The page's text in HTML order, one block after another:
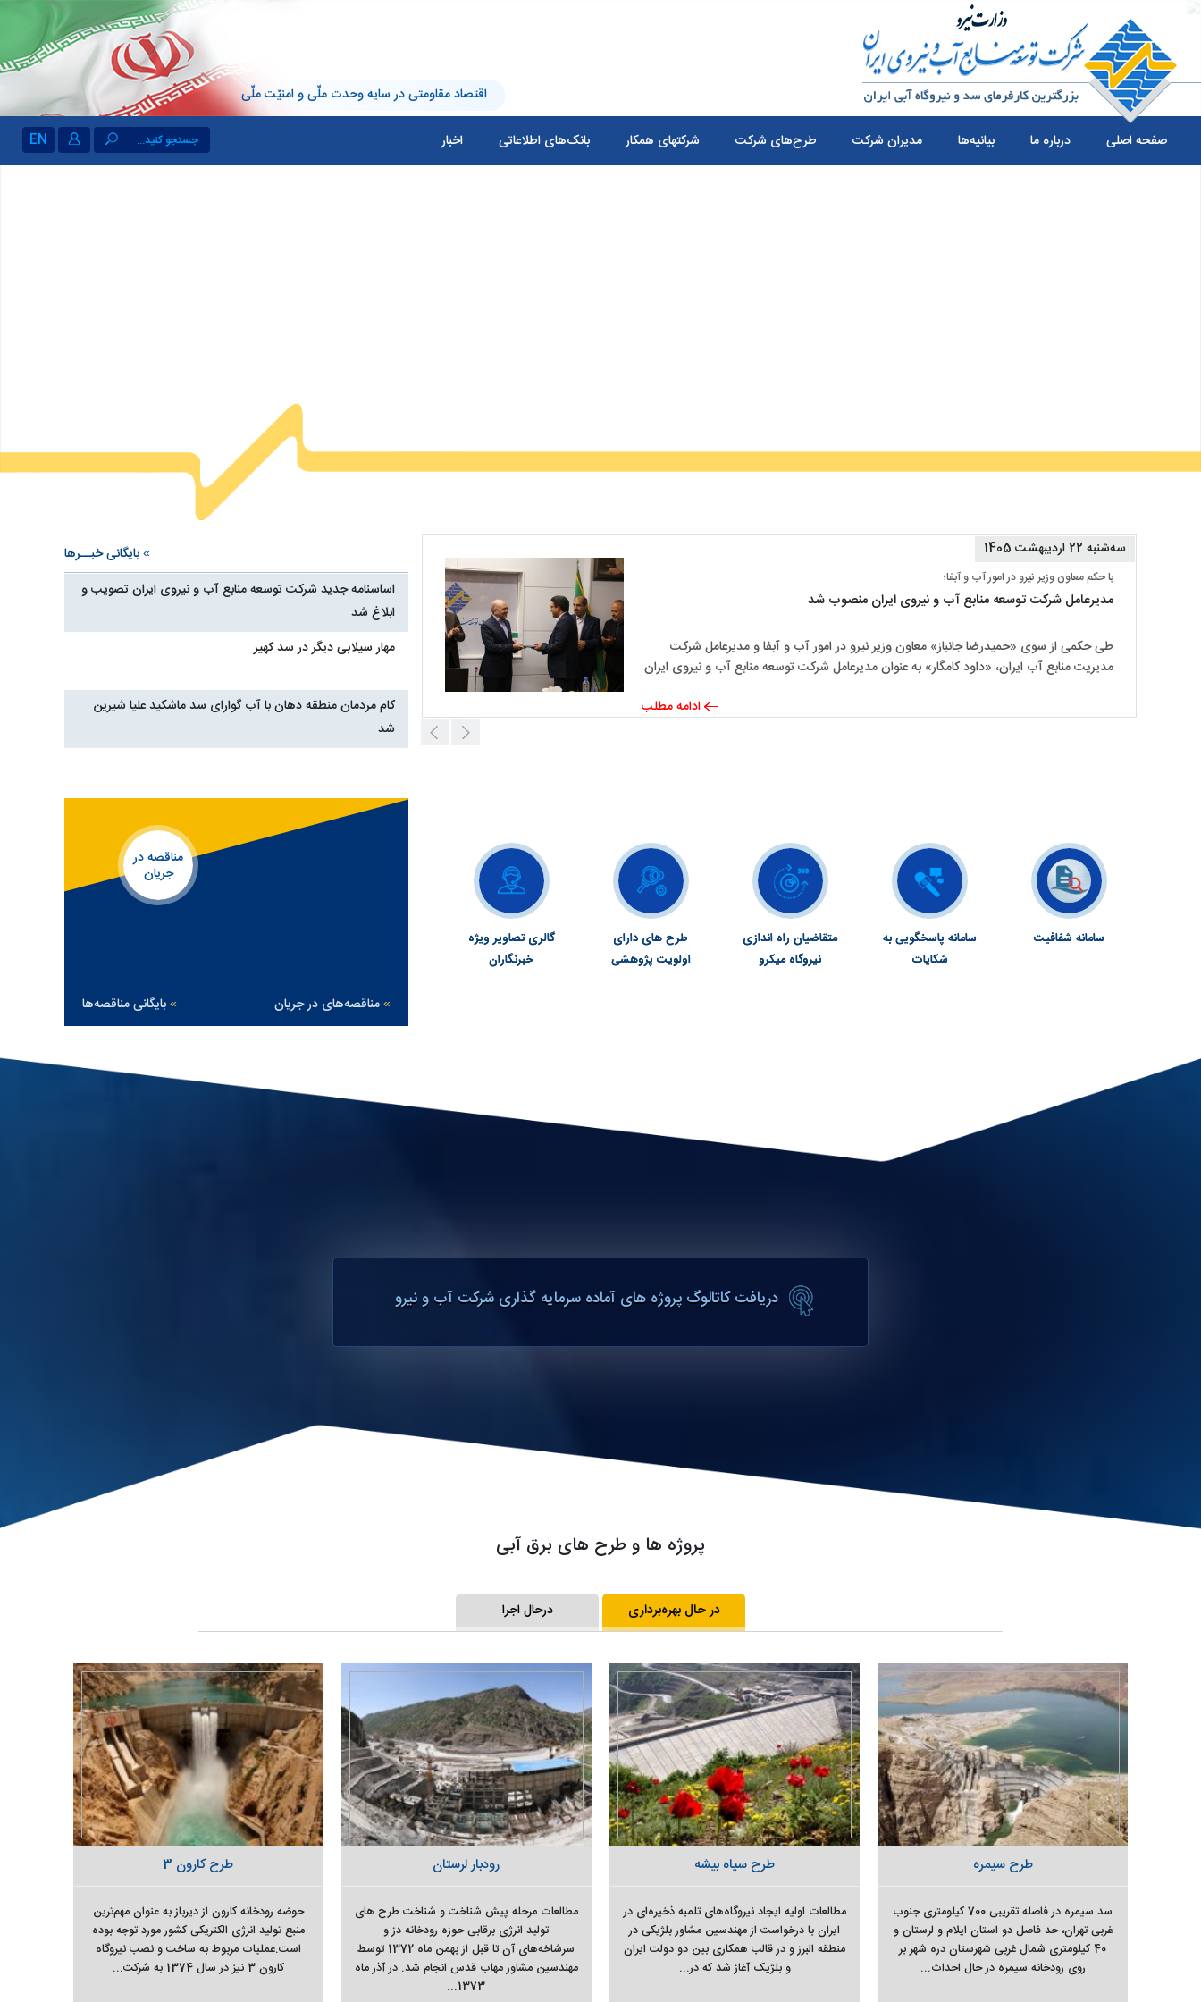
اقتصاد مقاومتی در سایه وحدت ملّی و امنیّت ملّی
صفحه اصلی درباره ما بیانیه‌ها مدیران شرکت طرح‌های شرکت شرکتهای همکار بانک‌های اطلاعاتی اخبار EN جستجو کنید...
» بایگانی خبــرها
اساسنامه جدید شرکت توسعه منابع آب و نیروی ایران تصویب و
ابلاغ شد
مهار سیلابی دیگر در سد کهیر
کام مردمان منطقه دهان با آب گوارای سد ماشکید علیا شیرین
شد
سه‌شنبه 22 اردیبهشت 1405
با حکم معاون وزیر نیرو در امور آب و آبفا؛
مدیرعامل شرکت توسعه منابع آب و نیروی ایران منصوب شد
طی حکمی از سوی «حمیدرضا جانباز» معاون وزیر نیرو در امور آب و آبفا و مدیرعامل شرکت
مدیریت منابع آب ایران، «داود کامگار» به عنوان مدیرعامل شرکت توسعه منابع آب و نیروی ایران
ادامه مطلب
به میزبانی آب و نیرو و با حضور مدیران ارشد روابط عمومی وزارت نیرو و صدا و سیما؛
نشست هم‌اندیشی بررسی همکاری‌های مشترک رسانه‌ای برگزار شد
نشست هم‌اندیشی مدیران ارشد روابط‌عمومی وزارت نیرو و مدیران ارشد
محصولات سمعی و بصری در سالن کرخه برگزار شد.
مناقصه در
جریان
» مناقصه‌های در جریان » بایگانی مناقصه‌ها
سامانه شفافیت
سامانه پاسخگویی به
شکایات
متقاضیان راه اندازی
نیروگاه میکرو
طرح های دارای
اولویت پژوهشی
گالری تصاویر ویژه
خبرنگاران
دریافت کاتالوگ پروژه های آماده سرمایه گذاری شرکت آب و نیرو
پروژه ها و طرح های برق آبی
در حال بهره‌برداری درحال اجرا
طرح سیمره
سد سیمره در فاصله تقریبی 700 کیلومتری جنوب
غربی تهران، حد فاصل دو استان ایلام و لرستان و
40 کیلومتری شمال غربی شهرستان دره شهر بر
روی رودخانه سیمره در حال احداث...
طرح سیاه بیشه
مطالعات اولیه ایجاد نیروگاه‌های تلمبه ذخیره‌ای در
ایران با درخواست از مهندسین مشاور بلژیکی در
منطقه البرز و در قالب همکاری بین دو دولت ایران
و بلژیک آغاز شد که در...
رودبار لرستان
مطالعات مرحله پیش شناخت و شناخت طرح های
تولید انرژی برقابی حوزه رودخانه دز و
سرشاخه‌های آن تا قبل از بهمن ماه 1372 توسط
مهندسین مشاور مهاب قدس انجام شد. در آذر ماه
1373...
طرح کارون 3
حوضه رودخانه کارون از دیرباز به عنوان مهم‌ترین
منبع تولید انرژی الکتریکی کشور مورد توجه بوده
است.عملیات مربوط به ساخت و نصب نیروگاه
کارون 3 نیز در سال 1374 به شرکت...